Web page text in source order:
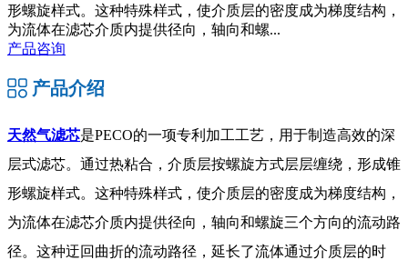
形螺旋样式。这种特殊样式，使介质层的密度成为梯度结构，
为流体在滤芯介质内提供径向，轴向和螺...
产品咨询
产品介绍
天然气滤芯是PECO的一项专利加工工艺，用于制造高效的深
层式滤芯。通过热粘合，介质层按螺旋方式层层缠绕，形成锥
形螺旋样式。这种特殊样式，使介质层的密度成为梯度结构，
为流体在滤芯介质内提供径向，轴向和螺旋三个方向的流动路
径。这种迂回曲折的流动路径，延长了流体通过介质层的时